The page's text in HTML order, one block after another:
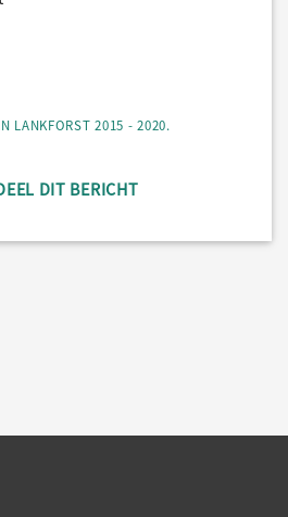
LANKFORST 2015 - 2020.
DIT BERICHT